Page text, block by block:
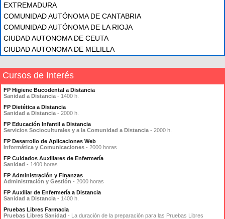
EXTREMADURA
COMUNIDAD AUTÓNOMA DE CANTABRIA
COMUNIDAD AUTÓNOMA DE LA RIOJA
CIUDAD AUTONOMA DE CEUTA
CIUDAD AUTONOMA DE MELILLA
Cursos de Interés
FP Higiene Bucodental a Distancia
Sanidad a Distancia - 1400 h.
FP Dietética a Distancia
Sanidad a Distancia - 2000 h.
FP Educación Infantil a Distancia
Servicios Socioculturales y a la Comunidad a Distancia - 2000 h.
FP Desarrollo de Aplicaciones Web
Informática y Comunicaciones - 2000 horas
FP Cuidados Auxiliares de Enfermería
Sanidad - 1400 horas
FP Administración y Finanzas
Administración y Gestión - 2000 horas
FP Auxiliar de Enfermería a Distancia
Sanidad a Distancia - 1400 h.
Pruebas Libres Farmacia
Pruebas Libres Sanidad - La duración de la preparación para las Pruebas Libres